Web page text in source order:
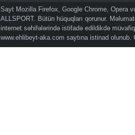
Sayt Mozilla Firefox, Google Chrome, Opera
ALLSPORT. Bütün hüquqları qorunur.
internet səhifələrində istifadə edildikdə
www.ehlibeyt-aka.com saytına istinad olunub.